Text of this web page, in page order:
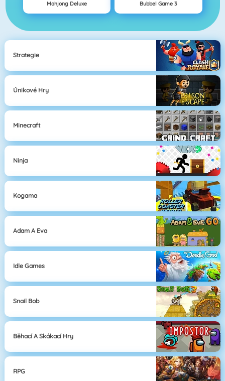
Mahjong Deluxe Bubbel Game 3
Strategie
Únikové Hry
Minecraft
Ninja
Kogama
Adam A Eva
Idle Games
Snail Bob
Běhací A Skákací Hry
RPG